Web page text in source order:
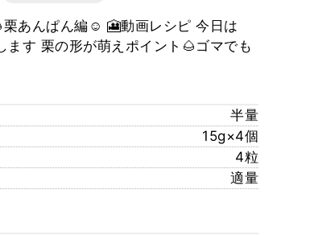
あんぱん編☺️ 🎦動画レシピ 今日は
ます 栗の形が萌えポイント🌰ゴマでも
半量
15g×4個
4粒
適量